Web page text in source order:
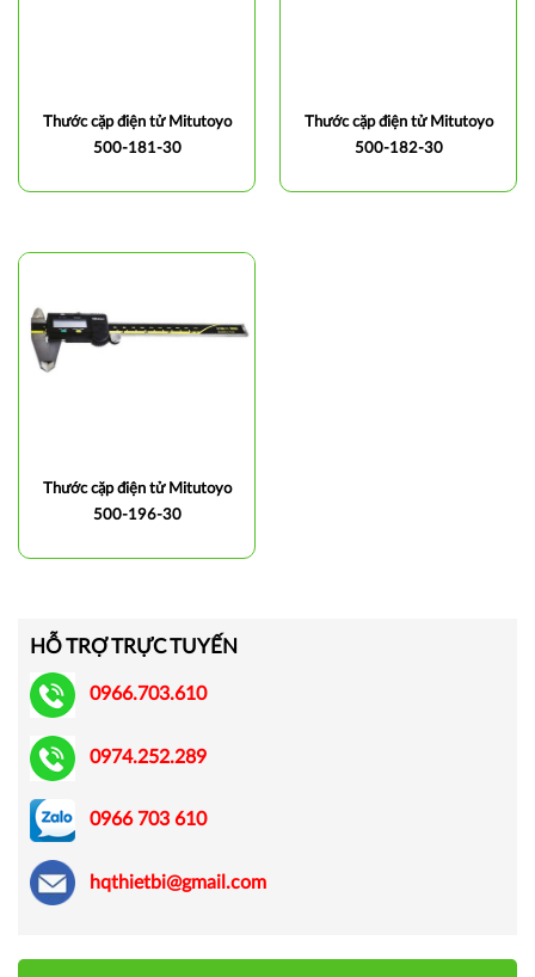
Thước cặp điện tử Mitutoyo
500-181-30
Thước cặp điện tử Mitutoyo
500-182-30
Thước cặp điện tử Mitutoyo
500-196-30
HỖ TRỢ TRỰC TUYẾN
0966.703.610
0974.252.289
0966 703 610
hqthietbi@gmail.com